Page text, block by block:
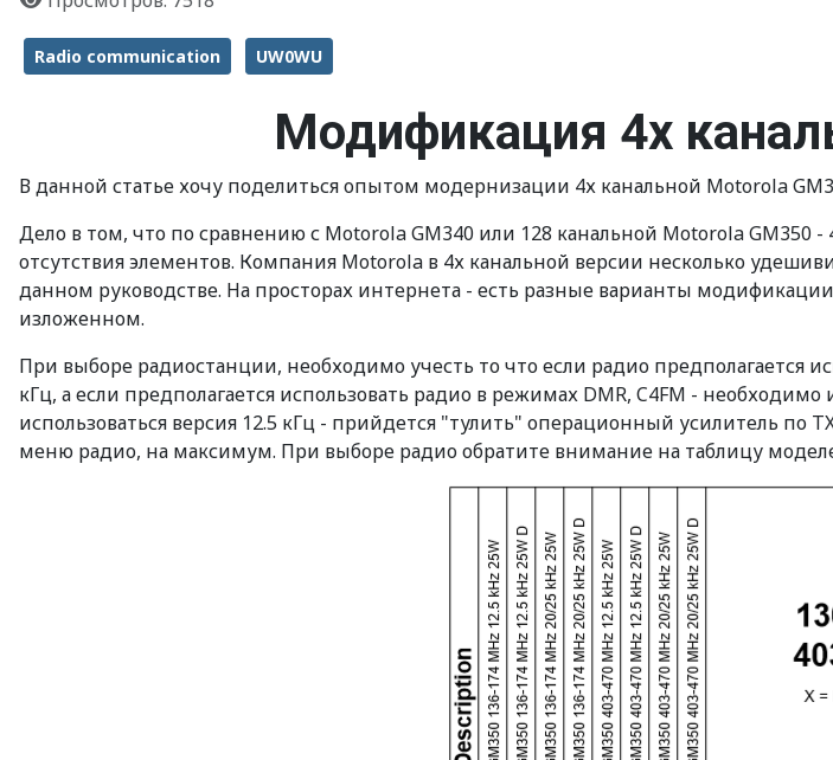
Radio communication UW0WU
Модификация 4х
В данной статье хочу поделиться опытом модернизации 4х канальной Motorola
Дело в том, что по сравнению с Motorola GM340 или 128 канальной Motorola GM350
отсутствия элементов. Компания Motorola в 4х канальной версии несколько
данном руководстве. На просторах интернета - есть разные варианты
изложенном.
При выборе радиостанции, необходимо учесть то что если радио предполагается
кГц, а если предполагается использовать радио в режимах DMR, C4FM -
использоваться версия 12.5 кГц - прийдется "тулить" операционный усилитель по
меню радио, на максимум. При выборе радио обратите внимание на таблицу